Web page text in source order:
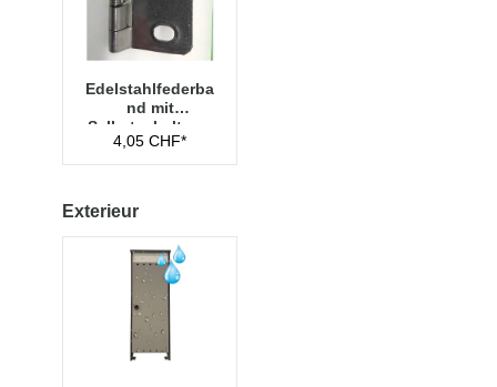
Edelstahlfederba
nd mit
Selbstzuhaltung
(1 Scharnier je
Tür)
4,05 CHF*
Exterieur